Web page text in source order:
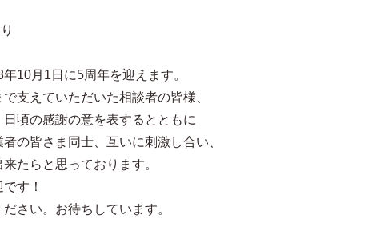
10月1日に5周年を迎えます。
支えていただいた相談者の皆様、
頃の感謝の意を表するとともに
の皆さま同士、互いに刺激し合い、
たらと思っております。
す！
さい。お待ちしています。